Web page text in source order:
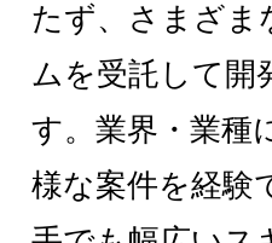
たず、さまざま
ムを受託して開
す。業界・業種
様な案件を経験